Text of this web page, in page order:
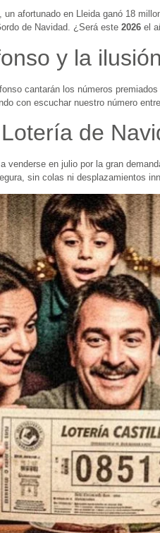
afortunado en Lleida ganó 18
de Navidad. ¿Será este 2026 el
y la
cantarán los números
con escuchar nuestro número
de
venderse en julio por la gran
sin colas ni desplazamientos